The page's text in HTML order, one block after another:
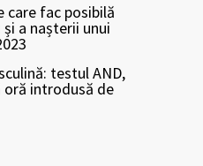
care fac posibilă
a nașterii unui
testul AND,
oră introdusă de